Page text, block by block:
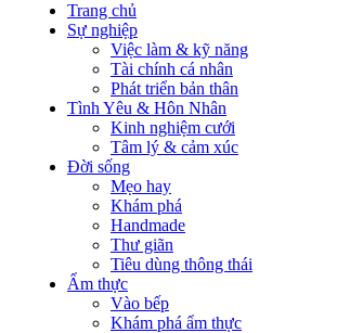
Trang chủ
Sự nghiệp
Việc làm & kỹ năng
Tài chính cá nhân
Phát triển bản thân
Tình Yêu & Hôn Nhân
Kinh nghiệm cưới
Tâm lý & cảm xúc
Đời sống
Mẹo hay
Khám phá
Handmade
Thư giãn
Tiêu dùng thông thái
Ẩm thực
Vào bếp
Khám phá ẩm thực